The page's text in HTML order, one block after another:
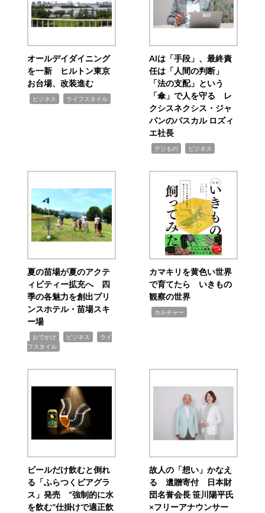
オールデイダイニング
を一新 ヒルトン東京
お台場、改装進む
ビジネス ライフスタイル
AIは「手段」、最終責
任は「人間の判断」
「法の支配」という
「傘」で人を守る レ
クシスネクシス・ジャ
パンのパスカル ロズィ
エ社長
デジもの ビジネス
夏の苗場が夏のアクテ
ィビティー拡充へ 四
季の各魅力を創出プリ
ンスホテル・苗場スキ
ー場
おでかけ ビジネス
ライ
フスタイル
カマキリを黄色い世界
で育てたら いきもの
観察の世界
カルチャー
ビールだけ飲むと倒れ
る「ふらつくビアグラ
ス」発売 “強制的に水
を飲む”仕掛けで適正飲
故人の「想い」かなえ
る 遺贈寄付 日本財
団名誉会長 笹川陽平氏
×フリーアナウンサー